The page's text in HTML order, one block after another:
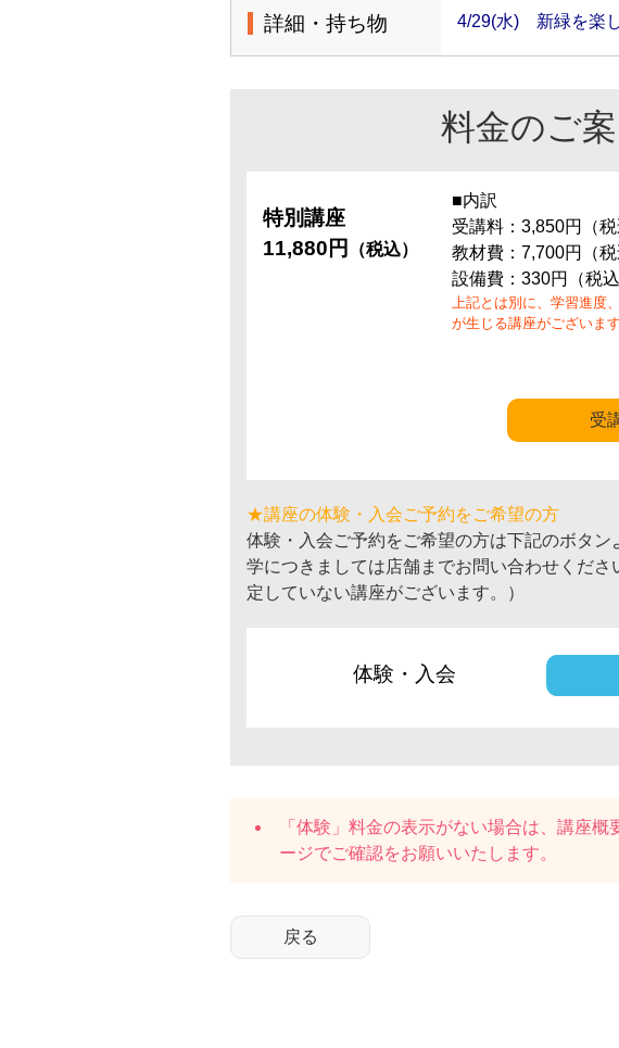
詳細・持ち物 4/29(水) 新緑を楽
料金のご
特別講座
11,880円
（税込）
■内訳
受講料：3,850円（税
教材費：7,700円（税
設備費：330円（税込
上記とは別に、学習進度
が生じる講座がございます
受
★講座の体験・入会ご予約をご希望の方
体験・入会ご予約をご希望の方は下記のボタン
学につきましては店舗までお問い合わせくださ
定していない講座がございます。）
体験・入会
「体験」料金の表示がない場合は、講座概
ージでご確認をお願いいたします。